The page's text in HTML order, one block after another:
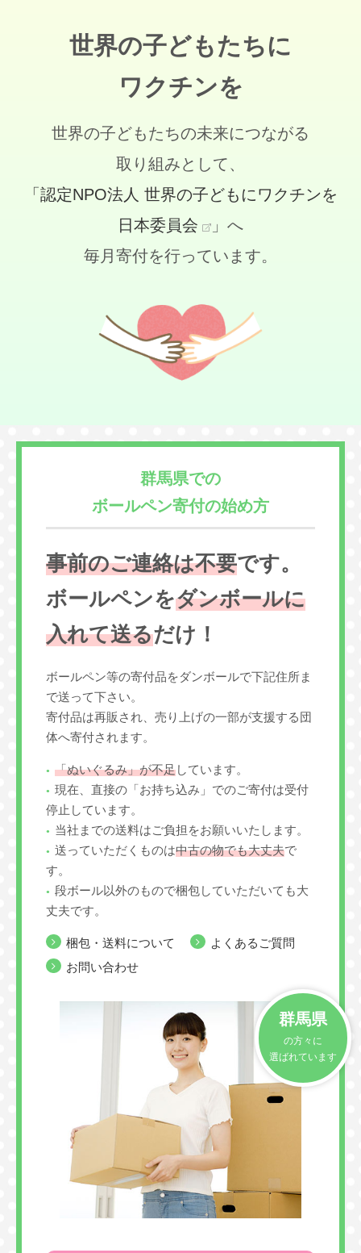
世界の子どもたちに
ワクチンを
世界の子どもたちの未来につながる
取り組みとして、
「認定NPO法人 世界の子どもにワクチンを
日本委員会
」へ
毎月寄付を行っています。
群馬県での
ボールペン寄付の始め方
事前のご連絡は不要です。
ボールペンをダンボールに
入れて送るだけ！
ボールペン等の寄付品をダンボールで下記住所ま
で送って下さい。
寄付品は再販され、売り上げの一部が支援する団
体へ寄付されます。
「ぬいぐるみ」が不足しています。
現在、直接の「お持ち込み」でのご寄付は受付
停止しています。
当社までの送料はご負担をお願いいたします。
送っていただくものは中古の物でも大丈夫で
す。
段ボール以外のもので梱包していただいても大
丈夫です。
梱包・送料について
よくあるご質問
お問い合わせ
群馬県
の方々に
選ばれています